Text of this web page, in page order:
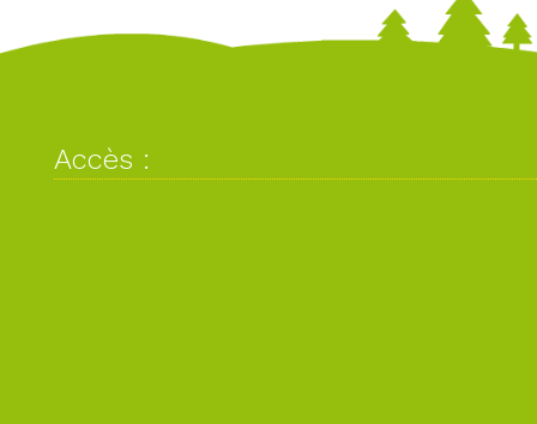
Accès :